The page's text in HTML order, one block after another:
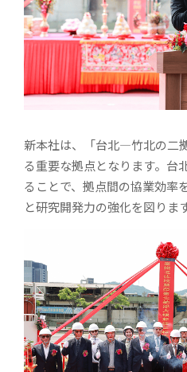
新本社は、「台北―竹北の二
る重要な拠点となります。台
ることで、拠点間の協業効率
と研究開発力の強化を図ります